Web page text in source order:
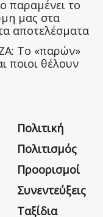
παραμένει το
μας στα
αποτελέσματα
Το «παρών»
ποιοι θέλουν
Πολιτική
Πολιτισμός
Προορισμοί
Συνεντεύξεις
Ταξίδια